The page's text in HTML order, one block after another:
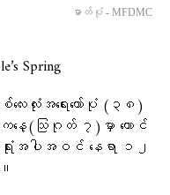
ဓာတ်ပုံ - MFDMC
Spring
ေးလုံးအရေးတော်ပုံ (၃၈)
ေ့(သြဂုတ် ၇)မှာ တောင်
းအပါအဝင် နေရာ ၁၂